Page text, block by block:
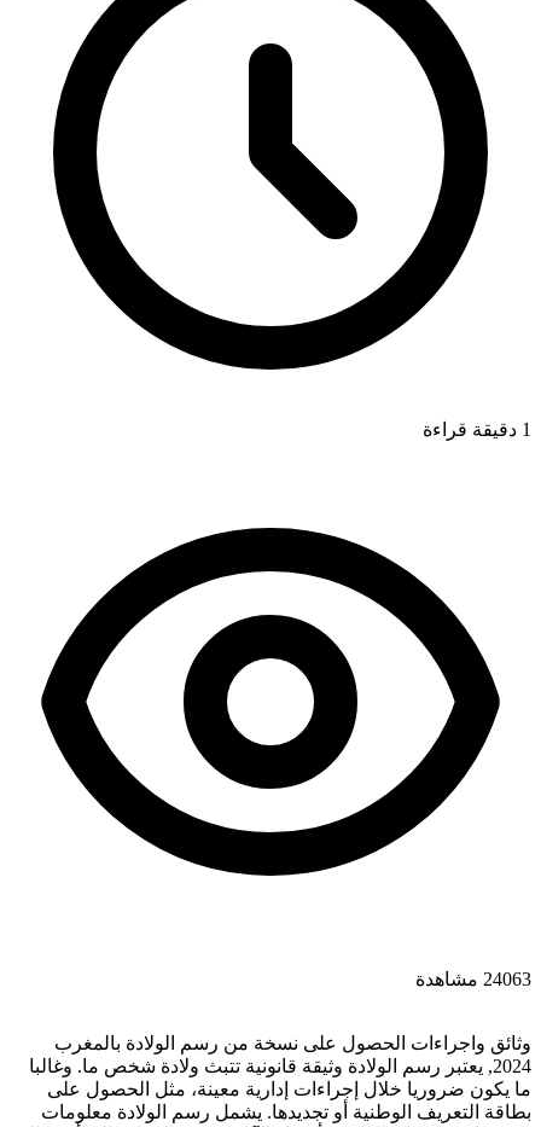
1 دقيقة قراءة
24063 مشاهدة
وثائق واجراءات الحصول على نسخة من رسم الولادة بالمغرب
2024, يعتبر رسم الولادة وثيقة قانونية تتبث ولادة شخص ما. وغالبا
ما يكون ضروريا خلال إجراءات إدارية معينة، مثل الحصول على
بطاقة التعريف الوطنية أو تجديدها. يشمل رسم الولادة معلومات